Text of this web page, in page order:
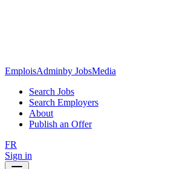
EmploisAdminby JobsMedia
Search Jobs
Search Employers
About
Publish an Offer
FR
Sign in